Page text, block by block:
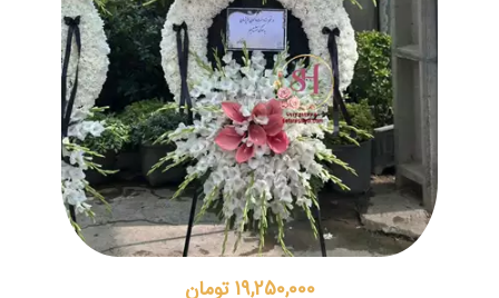
19,250,000 تومان